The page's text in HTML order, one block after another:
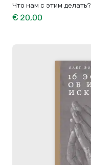
Что нам с этим делать?
€ 20,00